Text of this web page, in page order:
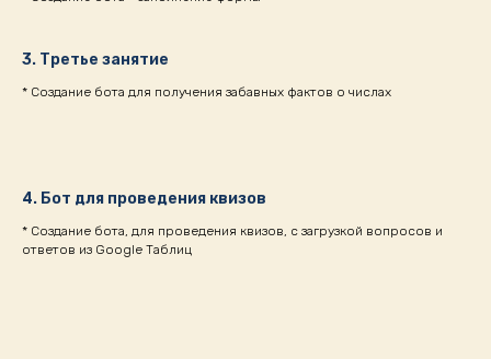
3. Третье занятие
* Создание бота для получения забавных фактов о числах
4. Бот для проведения квизов
* Создание бота, для проведения квизов, с загрузкой вопросов и
ответов из Google Таблиц